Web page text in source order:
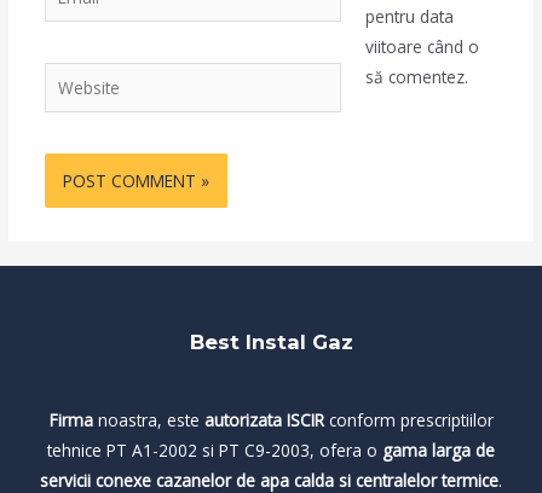
Website
pentru data
viitoare când o
să comentez.
Best Instal Gaz
Firmanoastra, este autorizata ISCIRconform prescriptiilor
tehnice PT A1-2002 si PT C9-2003, ofera o gama larga de
servicii conexe cazanelor de apa calda si centralelor termice.